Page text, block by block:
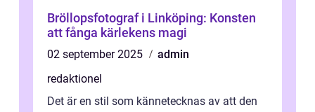
Bröllopsfotograf i Linköping: Konsten
att fånga kärlekens magi
02 september 2025
admin
redaktionel
Det är en stil som kännetecknas av att den